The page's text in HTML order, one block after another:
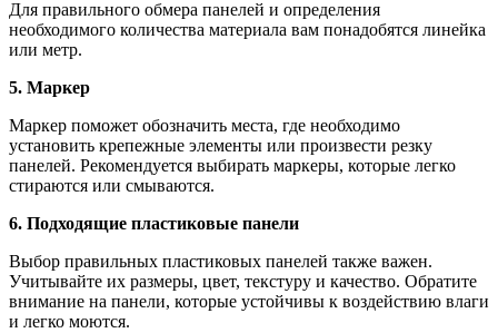
Для правильного обмера панелей и определения
необходимого количества материала вам понадобятся линейка
или метр.
5. Маркер
Маркер поможет обозначить места, где необходимо
установить крепежные элементы или произвести резку
панелей. Рекомендуется выбирать маркеры, которые легко
стираются или смываются.
6. Подходящие пластиковые панели
Выбор правильных пластиковых панелей также важен.
Учитывайте их размеры, цвет, текстуру и качество. Обратите
внимание на панели, которые устойчивы к воздействию влаги
и легко моются.